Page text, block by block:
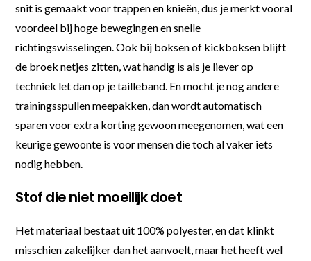
snit is gemaakt voor trappen en knieën, dus je merkt vooral
voordeel bij hoge bewegingen en snelle
richtingswisselingen. Ook bij boksen of kickboksen blijft
de broek netjes zitten, wat handig is als je liever op
techniek let dan op je tailleband. En mocht je nog andere
trainingsspullen meepakken, dan wordt automatisch
sparen voor extra korting gewoon meegenomen, wat een
keurige gewoonte is voor mensen die toch al vaker iets
nodig hebben.
Stof die niet moeilijk doet
Het materiaal bestaat uit 100% polyester, en dat klinkt
misschien zakelijker dan het aanvoelt, maar het heeft wel